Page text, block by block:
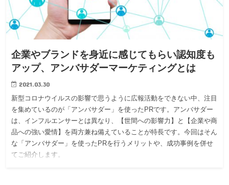
企業やブランドを身近に感じてもらい認知度も
アップ、アンバサダーマーケティングとは
2021.03.30
新型コロナウイルスの影響で思うように広報活動をできない中、注目
を集めているのが「アンバサダー」を使ったPRです。アンバサダー
は、インフルエンサーとは異なり、【世間への影響力】と【企業や商
品への強い愛情】を両方兼ね備えていることが特長です。今回はそん
な「アンバサダー」を使ったPRを行うメリットや、成功事例を併せ
てご紹介します。